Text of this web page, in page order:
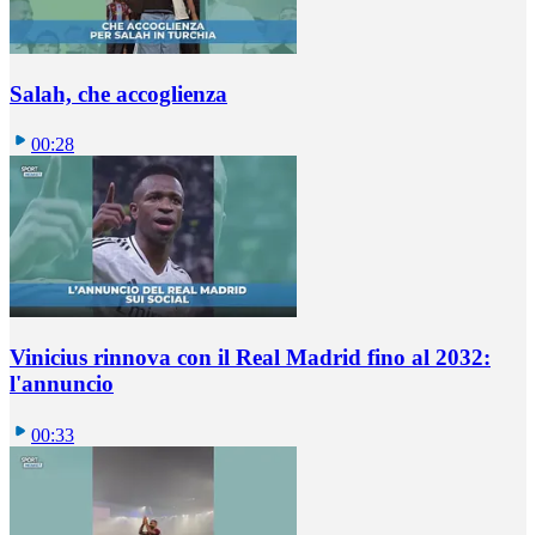
Salah, che accoglienza
00:28
Vinicius rinnova con il Real Madrid fino al 2032:
l'annuncio
00:33